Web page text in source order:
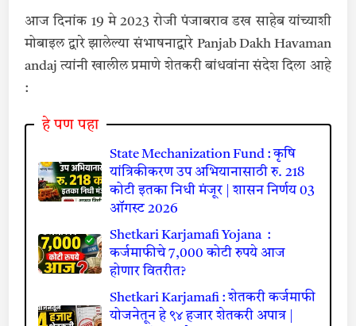
आज दिनांक 19 मे 2023 रोजी पंजाबराव डख साहेब यांच्याशी
मोबाइल द्वारे झालेल्या संभाषनाद्वारे Panjab Dakh Havaman
andaj त्यांनी खालील प्रमाणे शेतकरी बांधवांना संदेश दिला आहे
:
हे पण पहा
State Mechanization Fund : कृषि
यांत्रिकीकरण उप अभियानासाठी रु. 218
कोटी इतका निधी मंजूर | शासन निर्णय 03
ऑगस्ट 2026
Shetkari Karjamafi Yojana :
कर्जमाफीचे 7,000 कोटी रुपये आज
होणार वितरीत?
Shetkari Karjamafi : शेतकरी कर्जमाफी
योजनेतून हे ९४ हजार शेतकरी अपात्र |